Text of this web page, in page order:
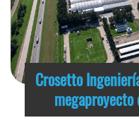
Crosetto